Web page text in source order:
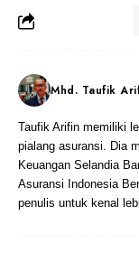
Mhd. Taufik
Taufik Arifin memiliki
pialang asuransi. Dia
Keuangan Selandia
Asuransi Indonesia
penulis untuk kenal